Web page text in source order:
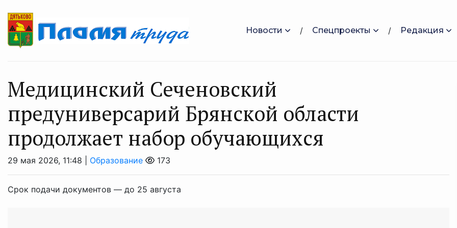
Новости Спецпроекты Редакция
Медицинский Сеченовский
предуниверсарий Брянской области
продолжает набор oбучающихся
29 мая 2026, 11:48 | Образование 173
Срок подачи документов — до 25 августа